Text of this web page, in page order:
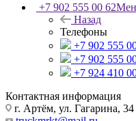
+7 902 555 00 62
Назад
Телефоны
+7 902 555
+7 902 555
+7 924 410
Контактная информация
г. Артём, ул. Гагарина, 34